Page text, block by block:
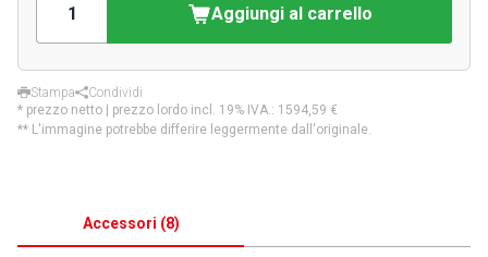
Aggiungi al carrello
Stampa
Condividi
* prezzo netto | prezzo lordo incl. 19% IVA.: 1594,59 €
** L'immagine potrebbe differire leggermente dall'originale.
Accessori (8)